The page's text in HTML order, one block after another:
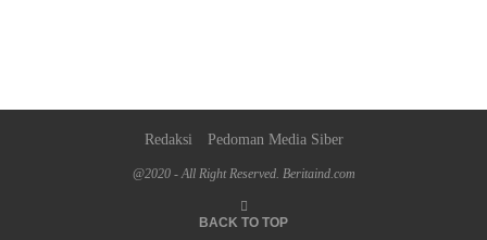
Redaksi Pedoman Media Siber
@2020 - All Right Reserved. Beritaind.com
BACK TO TOP